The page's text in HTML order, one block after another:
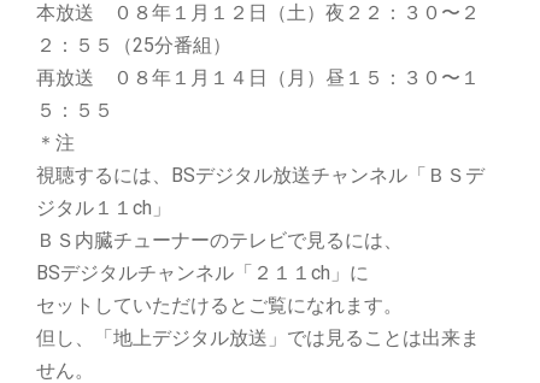
本放送 ０８年１月１２日（土）夜２２：３０〜２
２：５５（25分番組）
再放送 ０８年１月１４日（月）昼１５：３０〜１
５：５５
＊注
視聴するには、BSデジタル放送チャンネル「ＢＳデ
ジタル１１ch」
ＢＳ内臓チューナーのテレビで見るには、
BSデジタルチャンネル「２１１ch」に
セットしていただけるとご覧になれます。
但し、「地上デジタル放送」では見ることは出来ま
せん。